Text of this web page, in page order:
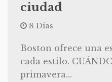
ciudad
8 Días
Boston ofrece una
cada estilo.
primavera...